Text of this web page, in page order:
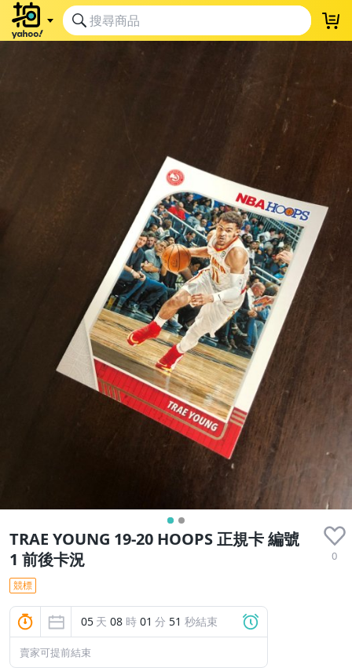
TRAE YOUNG 19-20 HOOPS 正規卡 編號
1 前後卡況
0
競標
05 天 08 時 01 分 51 秒結束
賣家可提前結束